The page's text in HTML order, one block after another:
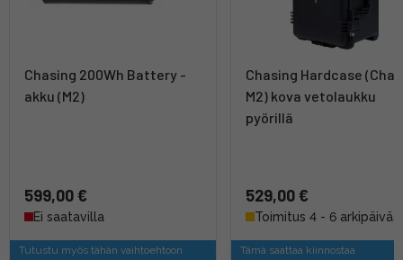
Chasing 200Wh Battery -
akku (M2)
599,00 €
Ei saatavilla
Tutustu myös tähän vaihtoehtoon
Chasing Hardcase
M2) kova vetolaukku
pyörillä
529,00 €
Toimitus 4 - 6 arkipäivää
Tämä saattaa kiinnostaa